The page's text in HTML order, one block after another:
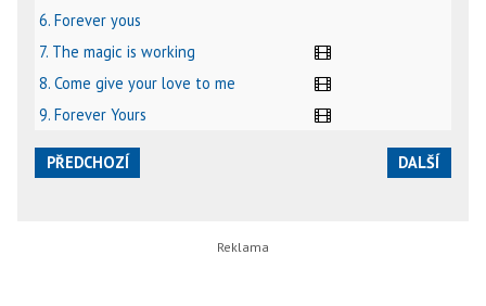
6. Forever yous
7. The magic is working
8. Come give your love to me
9. Forever Yours
PŘEDCHOZÍ DALŠÍ